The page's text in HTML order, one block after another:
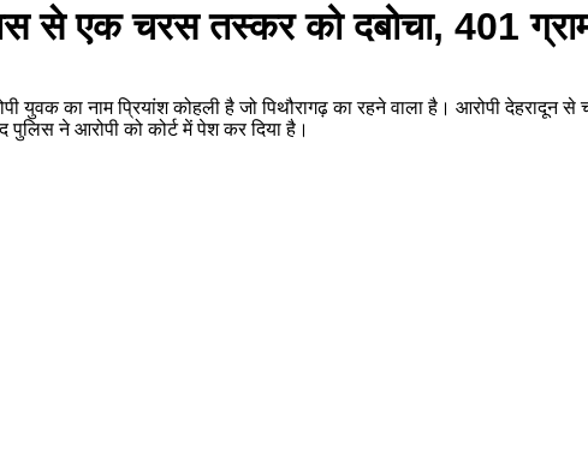
से एक चरस तस्कर को दबोचा, 401
का नाम प्रियांश कोहली है जो पिथौरागढ़ का रहने वाला है। आरोपी देहरादून
ने आरोपी को कोर्ट में पेश कर दिया है।